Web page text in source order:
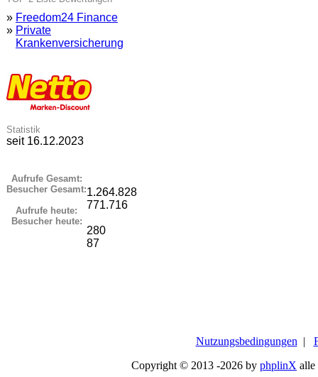
» Freedom24 Finance
» Private
Krankenversicherung
Statistik
seit 16.12.2023
Aufrufe Gesamt:
Besucher Gesamt:
Aufrufe heute:
Besucher heute:
1.264.828
771.716
280
87
Nutzungsbedingungen |
Copyright © 2013 -2026 by phplinX alle